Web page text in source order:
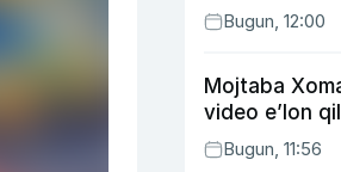
Bugun, 12:00
Mojtaba
video e’lon
Bugun, 11:56